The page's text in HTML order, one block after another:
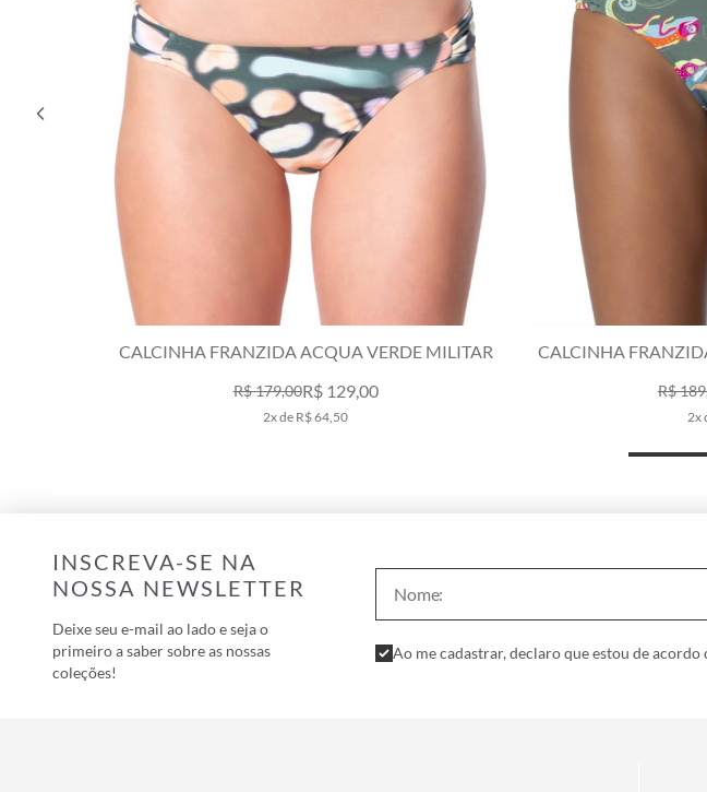
CALCINHA FRANZIDA COMFORT CAMU VERDE
R$ 189,00R$ 129,00
2x de R$ 64,50
CALCINHA
4x
INSCREVA-SE NA
NOSSA NEWSLETTER
Deixe seu e-mail ao lado e seja o
primeiro a saber sobre as nossas
coleções!
Ao me cadastrar, declaro que estou de acordo